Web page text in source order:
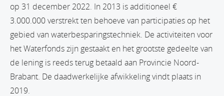
op 31 december 2022. In 2013 is additioneel €
3.000.000 verstrekt ten behoeve van participaties op het
gebied van waterbesparingstechniek. De activiteiten voor
het Waterfonds zijn gestaakt en het grootste gedeelte van
de lening is reeds terug betaald aan Provincie Noord-
Brabant. De daadwerkelijke afwikkeling vindt plaats in
2019.